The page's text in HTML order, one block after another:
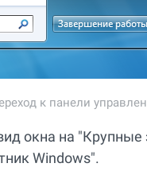
к панели
окна на
Windows".